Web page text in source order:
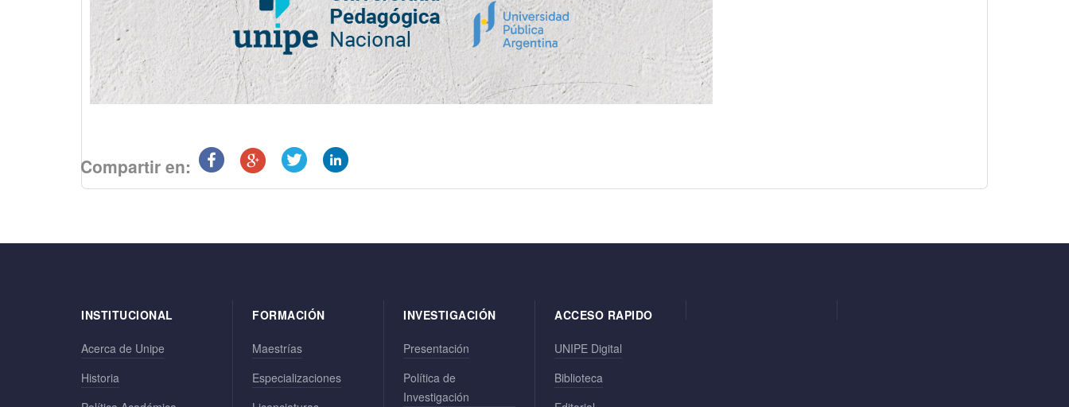
Compartir en:
INSTITUCIONAL
Acerca de Unipe
Historia
FORMACIÓN
Maestrías
Especializaciones
INVESTIGACIÓN
Presentación
Política de
Investigación
ACCESO RAPIDO
UNIPE Digital
Biblioteca